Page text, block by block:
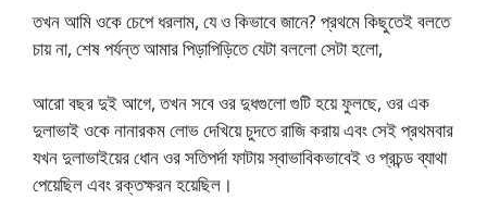
তখন আমি ওকে চেপে ধরলাম, যে ও কিভাবে জানে? প্রথমে কিছুতেই বলতে
চায় না, শেষ পর্যন্ত আমার পিড়াপিড়িতে যেটা বললো সেটা হলো,
আরো বছর দুই আগে, তখন সবে ওর দুধগুলো গুটি হয়ে ফুলছে, ওর এক
দুলাভাই ওকে নানারকম লোভ দেখিয়ে চুদতে রাজি করায় এবং সেই প্রথমবার
যখন দুলাভাইয়ের ধোন ওর সতিপর্দা ফাটায় স্বাভাবিকভাবেই ও প্রচন্ড ব্যাথা
পেয়েছিল এবং রক্তক্ষরন হয়েছিল।